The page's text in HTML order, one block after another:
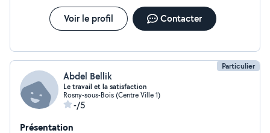
Voir le profil Contacter
Particulier
Abdel Bellik
Le travail et la satisfaction
Rosny-sous-Bois (Centre Ville 1)
-/5
Présentation